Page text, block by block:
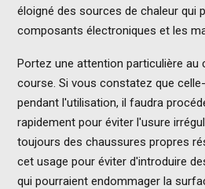
éloigné des sources de chaleur qui
composants électroniques et les
Portez une attention particulière au
course. Si vous constatez que
pendant l'utilisation, il faudra
rapidement pour éviter l'usure
toujours des chaussures propres
cet usage pour éviter d'introduire
qui pourraient endommager la